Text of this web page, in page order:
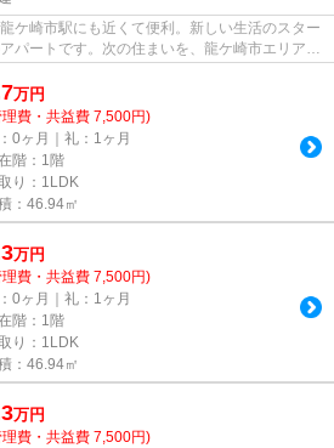
ケ崎市駅にも近くて便利。新しい生活のスター
パートです。次の住まいを、龍ケ崎市エリアか
万円
費・共益費 7,500円)
0ヶ月｜礼：1ヶ月
階：1階
り：1LDK
：46.94㎡
万円
費・共益費 7,500円)
0ヶ月｜礼：1ヶ月
階：1階
り：1LDK
：46.94㎡
万円
費・共益費 7,500円)